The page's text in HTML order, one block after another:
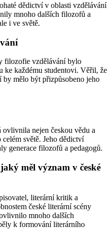
dědictví v oblasti vzdělávání
mnoho dalších filozofů a
i ve světě.
filozofie vzdělávání bylo
ke každému studentovi. Věřil, že
mělo být přizpůsobeno jeho
ovlivnila nejen českou vědu a
světě. Jeho dědictví
generace filozofů a pedagogů.
měl význam v české
literární kritik a
české literární scény
mnoho dalších
k formování literárního